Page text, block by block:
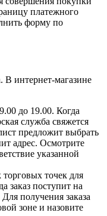
платежного
форму по
В интернет-магазине
до 19.00. Когда
служба свяжется
предложит выбрать
адрес. Осмотрите
указанной
точек для
заказ поступит на
получения заказа
зоне и назовите